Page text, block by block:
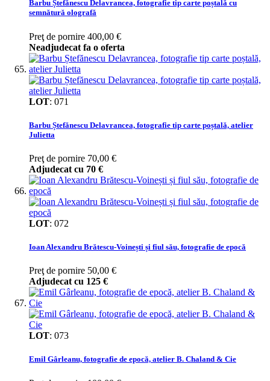
Barbu Ștefănescu Delavrancea, fotografie tip carte poștală cu
semnătură olografă
Preţ de pornire 400,00 €
Neadjudecat fa o oferta
LOT: 071
Barbu Ștefănescu Delavrancea, fotografie tip carte poștală, atelier
Julietta
Preţ de pornire 70,00 €
Adjudecat cu 70 €
LOT: 072
Ioan Alexandru Brătescu-Voinești și fiul său, fotografie de epocă
Preţ de pornire 50,00 €
Adjudecat cu 125 €
LOT: 073
Emil Gârleanu, fotografie de epocă, atelier B. Chaland & Cie